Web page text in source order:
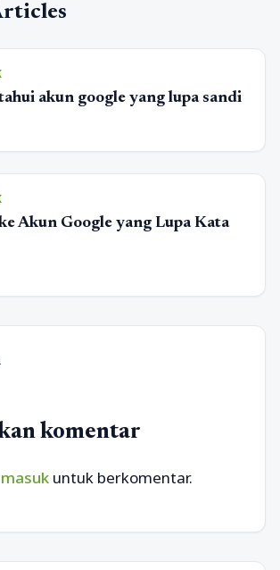
akun google yang lupa sandi
Akun Google yang Lupa Kata
komentar
masuk untuk berkomentar.